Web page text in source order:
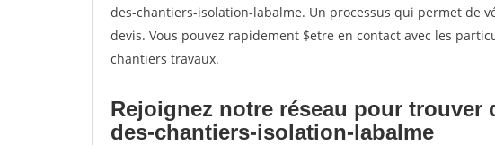
des-chantiers-isolation-labalme. Un processus qui permet de
devis. Vous pouvez rapidement $etre en contact avec les
chantiers travaux.
Rejoignez notre réseau pour trouver
des-chantiers-isolation-labalme